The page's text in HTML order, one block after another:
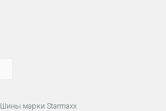
Шины марки Starmaxx